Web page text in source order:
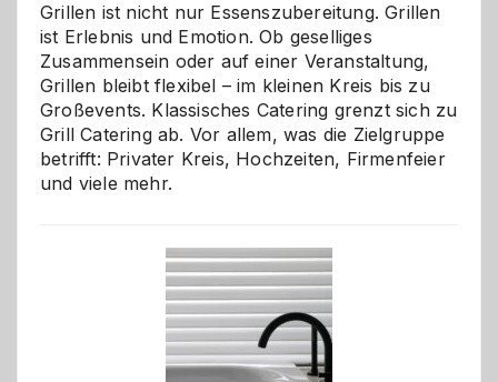
Grillen ist nicht nur Essenszubereitung. Grillen
ist Erlebnis und Emotion. Ob geselliges
Zusammensein oder auf einer Veranstaltung,
Grillen bleibt flexibel – im kleinen Kreis bis zu
Großevents. Klassisches Catering grenzt sich zu
Grill Catering ab. Vor allem, was die Zielgruppe
betrifft: Privater Kreis, Hochzeiten, Firmenfeier
und viele mehr.